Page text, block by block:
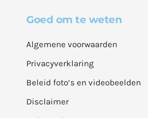
Goed om te weten
Algemene voorwaarden
Privacyverklaring
Beleid foto’s en videobeelden
Disclaimer